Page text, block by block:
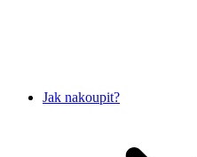
Jak nakoupit?